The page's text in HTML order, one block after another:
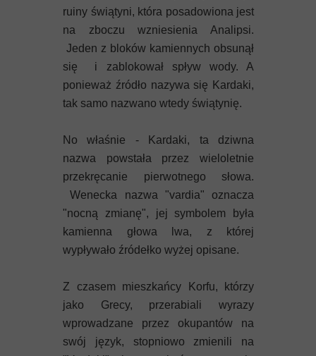
ruiny świątyni, która posadowiona jest
na zboczu wzniesienia Analipsi.
Jeden z bloków kamiennych obsunął
się i zablokował spływ wody. A
ponieważ źródło nazywa się Kardaki,
tak samo nazwano wtedy świątynię.
No właśnie - Kardaki, ta dziwna
nazwa powstała przez wieloletnie
przekręcanie pierwotnego słowa.
Wenecka nazwa "vardia" oznacza
"nocną zmianę", jej symbolem była
kamienna głowa lwa, z której
wypływało źródełko wyżej opisane.
Z czasem mieszkańcy Korfu, którzy
jako Grecy, przerabiali wyrazy
wprowadzane przez okupantów na
swój język, stopniowo zmienili na